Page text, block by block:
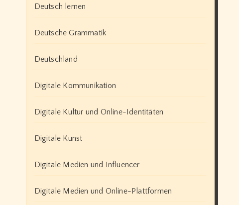
Deutsch lernen
Deutsche Grammatik
Deutschland
Digitale Kommunikation
Digitale Kultur und Online-Identitäten
Digitale Kunst
Digitale Medien und Influencer
Digitale Medien und Online-Plattformen